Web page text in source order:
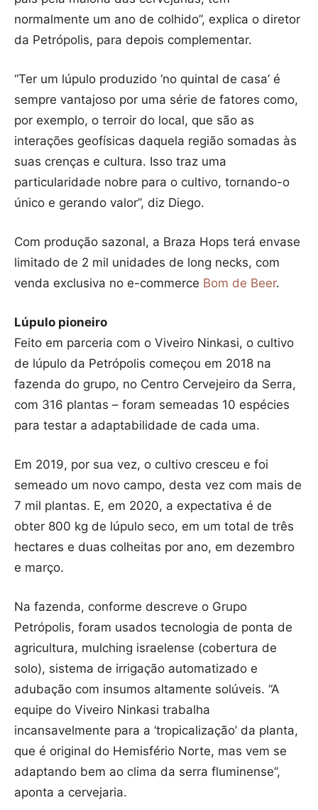
normalmente um ano de colhido”, explica o diretor
da Petrópolis, para depois complementar.
“Ter um lúpulo produzido ‘no quintal de casa’ é
sempre vantajoso por uma série de fatores como,
por exemplo, o terroir do local, que são as
interações geofísicas daquela região somadas às
suas crenças e cultura. Isso traz uma
particularidade nobre para o cultivo, tornando-o
único e gerando valor”, diz Diego.
Com produção sazonal, a Braza Hops terá envase
limitado de 2 mil unidades de long necks, com
venda exclusiva no e-commerce Bom de Beer.
Lúpulo pioneiro
Feito em parceria com o Viveiro Ninkasi, o cultivo
de lúpulo da Petrópolis começou em 2018 na
fazenda do grupo, no Centro Cervejeiro da Serra,
com 316 plantas – foram semeadas 10 espécies
para testar a adaptabilidade de cada uma.
Em 2019, por sua vez, o cultivo cresceu e foi
semeado um novo campo, desta vez com mais de
7 mil plantas. E, em 2020, a expectativa é de
obter 800 kg de lúpulo seco, em um total de três
hectares e duas colheitas por ano, em dezembro
e março.
Na fazenda, conforme descreve o Grupo
Petrópolis, foram usados tecnologia de ponta de
agricultura, mulching israelense (cobertura de
solo), sistema de irrigação automatizado e
adubação com insumos altamente solúveis. “A
equipe do Viveiro Ninkasi trabalha
incansavelmente para a ‘tropicalização’ da planta,
que é original do Hemisfério Norte, mas vem se
adaptando bem ao clima da serra fluminense”,
aponta a cervejaria.